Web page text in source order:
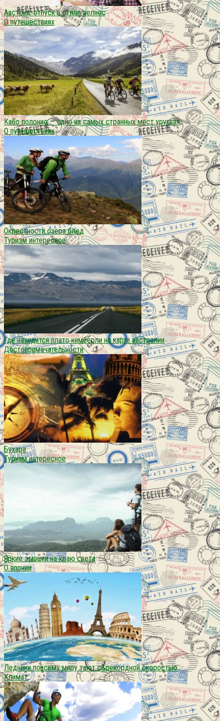
Австрия: отпуск в стиле велнес
О путешествиях
Кабо полонио — одно из самых странных мест уругвая
О путешествиях
Окрестности озера блед
Туризм интересное
Где находится плато кимберли на карте австралии
Достопримечательности
Бухара
Туризм интересное
Яркие эмоции на краю света
О японии
Ледники повсему миру тают с&рекордной скоростью
Климат